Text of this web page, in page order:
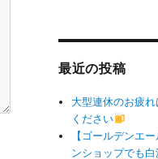
最近の投稿
大型連休のお疲
ください
【ゴールデンエ
ンショップでも